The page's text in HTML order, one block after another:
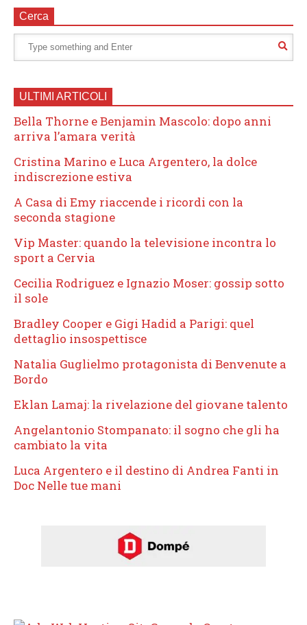
Cerca
ULTIMI ARTICOLI
Bella Thorne e Benjamin Mascolo: dopo anni
arriva l’amara verità
Cristina Marino e Luca Argentero, la dolce
indiscrezione estiva
A Casa di Emy riaccende i ricordi con la
seconda stagione
Vip Master: quando la televisione incontra lo
sport a Cervia
Cecilia Rodriguez e Ignazio Moser: gossip sotto
il sole
Bradley Cooper e Gigi Hadid a Parigi: quel
dettaglio insospettisce
Natalia Guglielmo protagonista di Benvenute a
Bordo
Eklan Lamaj: la rivelazione del giovane talento
Angelantonio Stompanato: il sogno che gli ha
cambiato la vita
Luca Argentero e il destino di Andrea Fanti in
Doc Nelle tue mani